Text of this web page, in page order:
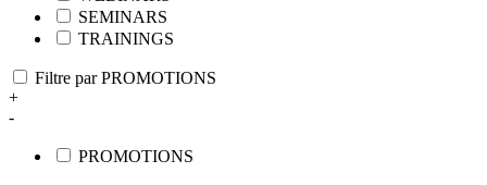
SEMINARS
TRAININGS
Filtre par PROMOTIONS
+
-
PROMOTIONS